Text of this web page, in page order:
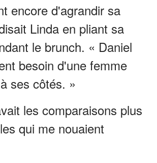
encore d'agrandir sa
Linda en pliant sa
le brunch. « Daniel
besoin d'une femme
ses côtés. »
les comparaisons plus
qui me nouaient